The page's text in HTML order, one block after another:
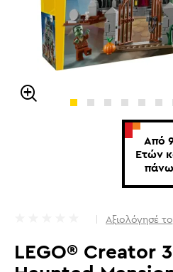
Από
Ετών
πάνω
Αξιολόγησέ το
LEGO® Creator